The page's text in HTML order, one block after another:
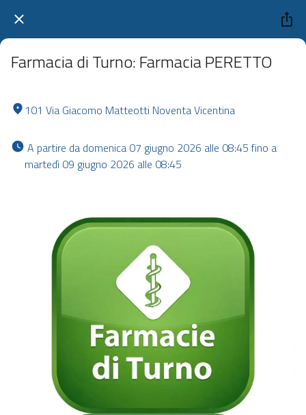
Farmacia di Turno: Farmacia PERETTO
101 Via Giacomo Matteotti Noventa Vicentina
martedì 09 giugno 2026 alle 08:45